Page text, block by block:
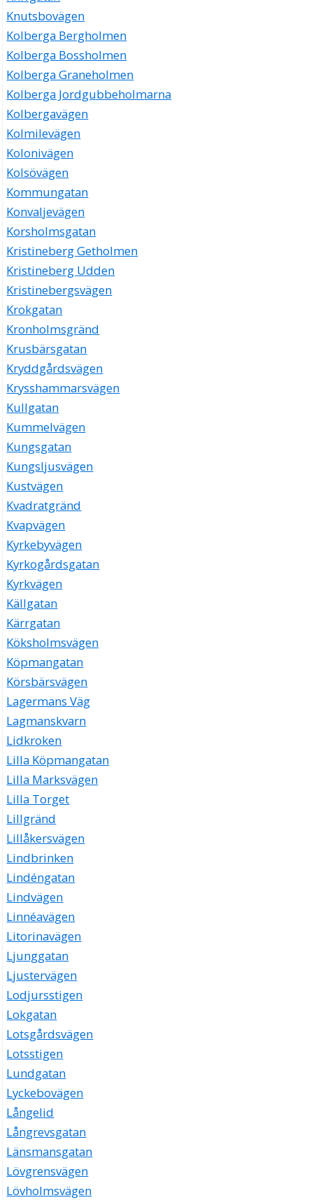
Knutsbovägen
Kolberga Bergholmen
Kolberga Bossholmen
Kolberga Graneholmen
Kolberga Jordgubbeholmarna
Kolbergavägen
Kolmilevägen
Kolonivägen
Kolsövägen
Kommungatan
Konvaljevägen
Korsholmsgatan
Kristineberg Getholmen
Kristineberg Udden
Kristinebergsvägen
Krokgatan
Kronholmsgränd
Krusbärsgatan
Kryddgårdsvägen
Krysshammarsvägen
Kullgatan
Kummelvägen
Kungsgatan
Kungsljusvägen
Kustvägen
Kvadratgränd
Kvapvägen
Kyrkebyvägen
Kyrkogårdsgatan
Kyrkvägen
Källgatan
Kärrgatan
Köksholmsvägen
Köpmangatan
Körsbärsvägen
Lagermans Väg
Lagmanskvarn
Lidkroken
Lilla Köpmangatan
Lilla Marksvägen
Lilla Torget
Lillgränd
Lillåkersvägen
Lindbrinken
Lindéngatan
Lindvägen
Linnéavägen
Litorinavägen
Ljunggatan
Ljustervägen
Lodjursstigen
Lokgatan
Lotsgårdsvägen
Lotsstigen
Lundgatan
Lyckebovägen
Långelid
Långrevsgatan
Länsmansgatan
Lövgrensvägen
Lövholmsvägen